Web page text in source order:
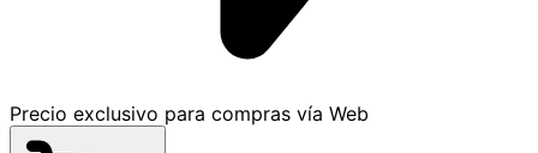
Precio exclusivo para compras vía Web